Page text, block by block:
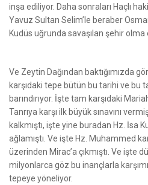
inşa ediliyor. Daha sonraları Haçlı
Yavuz Sultan Selim’le beraber
Kudüs uğrunda savaşılan şehir
Ve Zeytin Dağından baktığımızda
karşıdaki tepe bütün bu tarihi ve bu
barındırıyor. İşte tam karşıdaki
Tanrıya karşı ilk büyük sınavını
kalkmıştı, işte yine buradan Hz. İsa
ağlamıştı. Ve işte Hz. Muhammed
üzerinden Mirac’a çıkmıştı. Ve işte
milyonlarca göz bu inançlarla
tepeye yöneliyor.